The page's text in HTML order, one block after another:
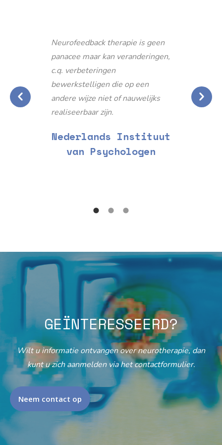
Neurofeedback therapie is geen
panacee maar kan veranderingen,
c.q. verbeteringen
bewerkstelligen die op een
andere wijze niet of nauwelijks
realiseerbaar zijn.
Nederlands Instituut
van Psychologen
GEÏNTERESSEERD?
Wilt u informatie ontvangen over neurotherapie, dan
kunt u zich aanmelden via het contactformulier.
Neem contact op